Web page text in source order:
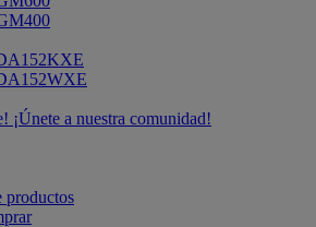
¡Únete a nuestra comunidad!
productos